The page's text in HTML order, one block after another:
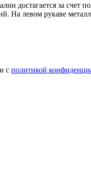
достагается за счет
На левом рукаве
с политикой